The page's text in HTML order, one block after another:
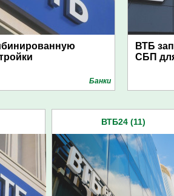
Банки
ВТБ
СБП
ВТБ24 (11)